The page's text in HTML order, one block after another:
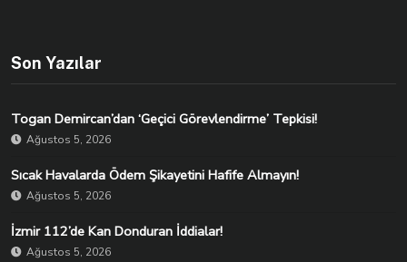
Son Yazılar
Togan Demircan’dan ‘Geçici Görevlendirme’ Tepkisi!
Ağustos 5, 2026
Sıcak Havalarda Ödem Şikayetini Hafife Almayın!
Ağustos 5, 2026
İzmir 112’de Kan Donduran İddialar!
Ağustos 5, 2026